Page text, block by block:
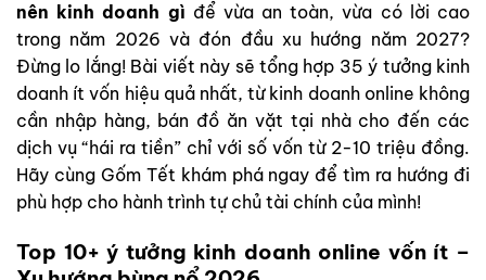
nên kinh doanh gì để vừa an toàn, vừa có lời cao
trong năm 2026 và đón đầu xu hướng năm 2027?
Đừng lo lắng! Bài viết này sẽ tổng hợp 35 ý tưởng kinh
doanh ít vốn hiệu quả nhất, từ kinh doanh online không
cần nhập hàng, bán đồ ăn vặt tại nhà cho đến các
dịch vụ “hái ra tiền” chỉ với số vốn từ 2-10 triệu đồng.
Hãy cùng Gốm Tết khám phá ngay để tìm ra hướng đi
phù hợp cho hành trình tự chủ tài chính của mình!
Top 10+ ý tưởng kinh doanh online vốn ít –